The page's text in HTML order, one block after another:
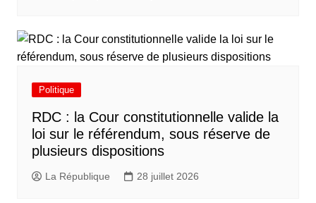
Politique
RDC : la Cour constitutionnelle valide la
loi sur le référendum, sous réserve de
plusieurs dispositions
La République 28 juillet 2026